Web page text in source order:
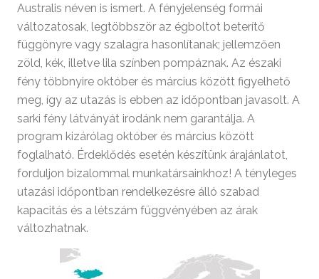
Australis néven is ismert. A fényjelenség formái
változatosak, legtöbbször az égboltot beterítő
függönyre vagy szalagra hasonlítanak; jellemzően
zöld, kék, illetve lila színben pompáznak. Az északi
fény többnyire október és március között figyelhető
meg, így az utazás is ebben az időpontban javasolt. A
sarki fény látványát irodánk nem garantálja. A
program kizárólag október és március között
foglalható. Érdeklődés esetén készítünk árajánlatot,
forduljon bizalommal munkatársainkhoz! A tényleges
utazási időpontban rendelkezésre álló szabad
kapacitás és a létszám függvényében az árak
változhatnak.